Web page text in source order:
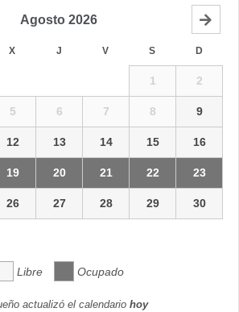
Agosto 2026
X J V S D
1 2
5 6 7 8 9
12 13 14 15 16
19 20 21 22 23
26 27 28 29 30
Libre Ocupado
actualizó el calendario hoy